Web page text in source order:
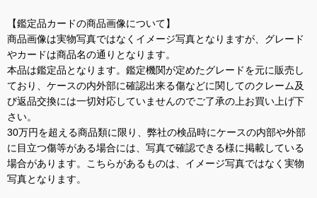
【鑑定品カードの商品画像について】
商品画像は実物写真ではなくイメージ写真となりますが、グレード
やカードは商品名の通りとなります。
本品は鑑定品となります。鑑定機関が定めたグレードを元に販売し
ており、ケースの内外部に確認出来る傷などに関してのクレーム及
び返品交換には一切対応していませんのでご了承の上お買い上げ下
さい。
30万円を超える商品類に限り、弊社の検品時にケースの内部や外部
に目立つ傷等がある場合には、写真で確認できる様に掲載している
場合があります。こちらがあるものは、イメージ写真ではなく実物
写真となります。